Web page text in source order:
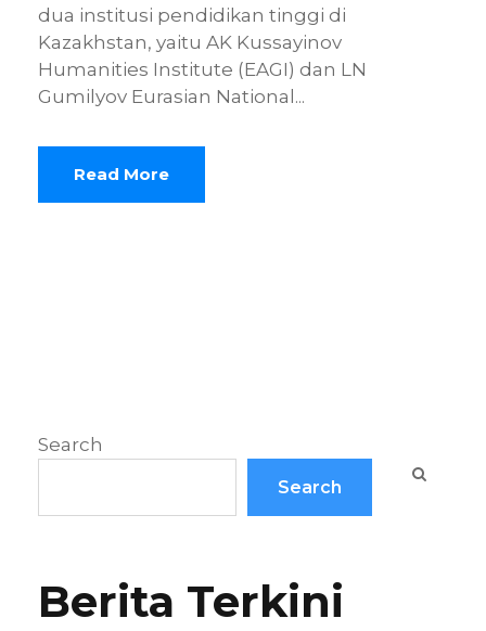
dua institusi pendidikan tinggi di
Kazakhstan, yaitu AK Kussayinov
Humanities Institute (EAGI) dan LN
Gumilyov Eurasian National...
Read More
Search
Search
Berita Terkini